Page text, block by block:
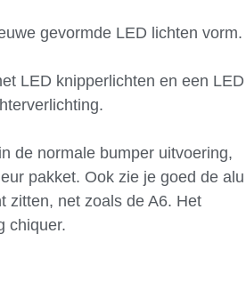
gevormde LED lichten vorm.
LED knipperlichten en een LED
de normale bumper uitvoering,
pakket. Ook zie je goed de alu
zitten, net zoals de A6. Het
chiquer.